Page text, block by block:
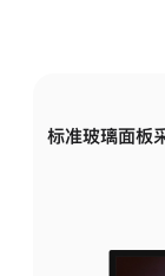
标准玻璃面板